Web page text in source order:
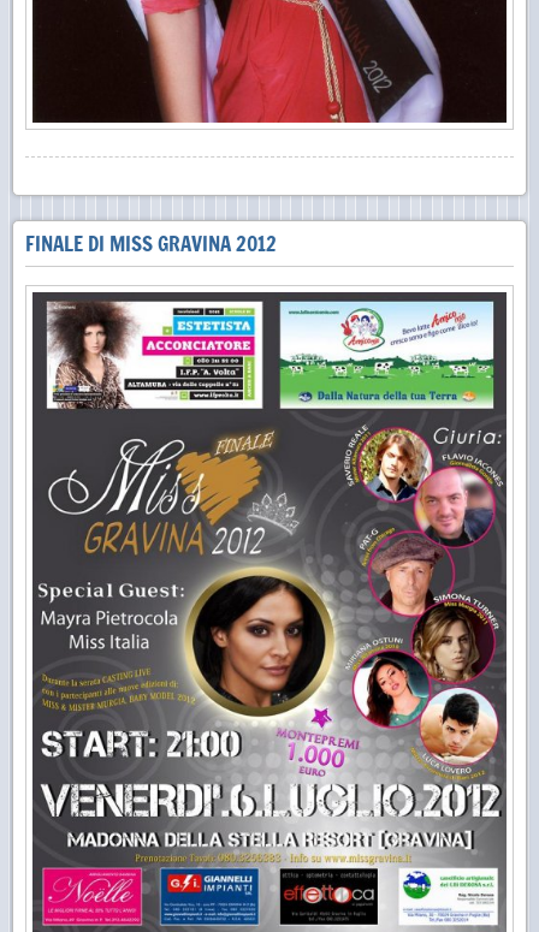
FINALE DI MISS GRAVINA 2012